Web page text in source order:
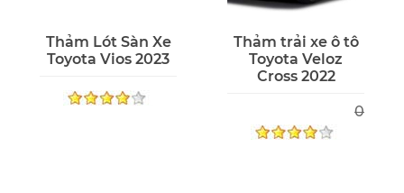
Thảm Lót Sàn Xe
Toyota Vios 2023
Thảm trải xe ô tô
Toyota Veloz
Cross 2022
0